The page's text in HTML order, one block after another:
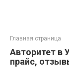
Главная страница
Авторитет в
прайс,